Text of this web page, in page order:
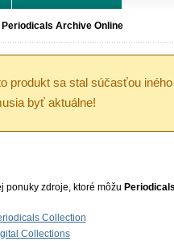
Tutoriály
Periodicals Archive Online
produkt sa stal súčasťou
byť aktuálne!
ponuky zdroje, ktoré môžu
Collection
Collections